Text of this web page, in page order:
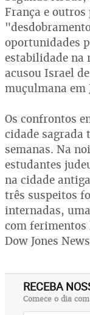
França e outros
oportunidades
estabilidade na
acusou Israel
muçulmana em
Os confrontos
cidade sagrada
semanas. Na
estudantes
na cidade
três suspeitos
internadas,
com ferimentos
Dow Jones
RECEBA
Comece o dia